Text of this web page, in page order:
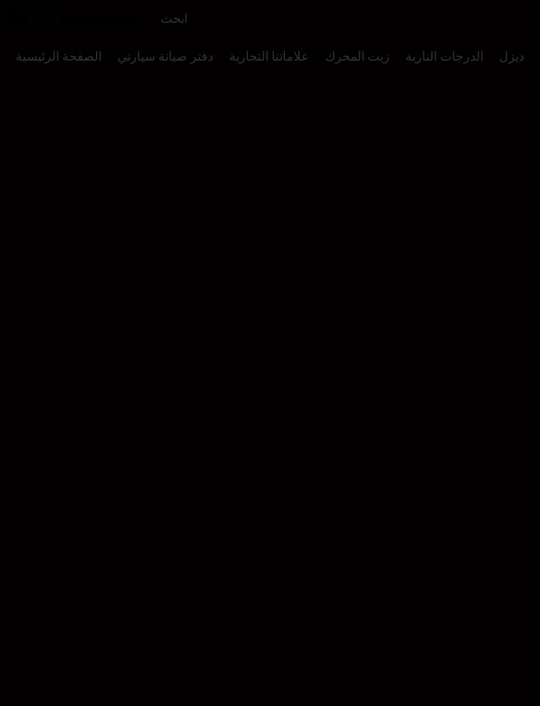
الصفحة الرئيسية دفتر صيانة سيارتي علاماتنا التجارية زيت المحرك الدرجات النارية ديزل